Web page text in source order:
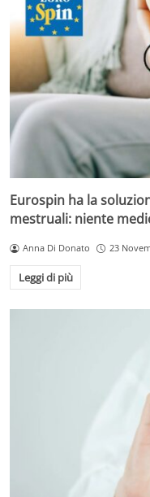
Eurospin ha la
mestruali: niente
Anna Di Donato 23
Leggi di più